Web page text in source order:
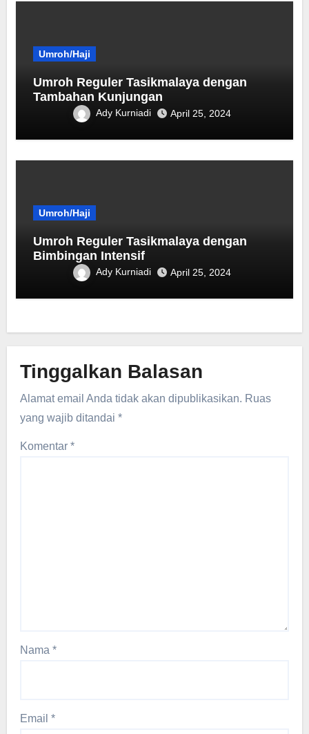
Umroh/Haji
Umroh Reguler Tasikmalaya dengan
Tambahan Kunjungan
Ady Kurniadi April 25, 2024
Umroh/Haji
Umroh Reguler Tasikmalaya dengan
Bimbingan Intensif
Ady Kurniadi April 25, 2024
Tinggalkan Balasan
Alamat email Anda tidak akan dipublikasikan. Ruas
yang wajib ditandai*
Komentar*
Nama*
Email*